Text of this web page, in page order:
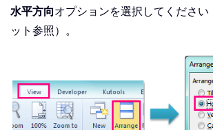
水平方向オプションを選択してください
ット参照）。